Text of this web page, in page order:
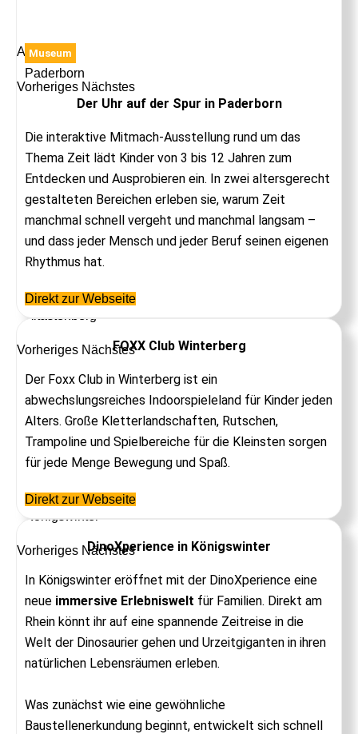
Vorheriges Nächstes
Anzeige
Museum
Paderborn
Der Uhr auf der Spur in Paderborn
Die interaktive Mitmach-Ausstellung rund um das
Thema Zeit lädt Kinder von 3 bis 12 Jahren zum
Entdecken und Ausprobieren ein. In zwei altersgerecht
gestalteten Bereichen erleben sie, warum Zeit
manchmal schnell vergeht und manchmal langsam –
und dass jeder Mensch und jeder Beruf seinen eigenen
Rhythmus hat.
Direkt zur Webseite
Vorheriges Nächstes
Indoor-Spielplatz
Altastenberg
FOXX Club Winterberg
Der Foxx Club in Winterberg ist ein
abwechslungsreiches Indoorspieleland für Kinder jeden
Alters. Große Kletterlandschaften, Rutschen,
Trampoline und Spielbereiche für die Kleinsten sorgen
für jede Menge Bewegung und Spaß.
Direkt zur Webseite
Vorheriges Nächstes
Museum
Königswinter
DinoXperience in Königswinter
In Königswinter eröffnet mit der DinoXperience eine
neue immersive Erlebniswelt für Familien. Direkt am
Rhein könnt ihr auf eine spannende Zeitreise in die
Welt der Dinosaurier gehen und Urzeitgiganten in ihren
natürlichen Lebensräumen erleben.
Was zunächst wie eine gewöhnliche
Baustellenerkundung beginnt, entwickelt sich schnell